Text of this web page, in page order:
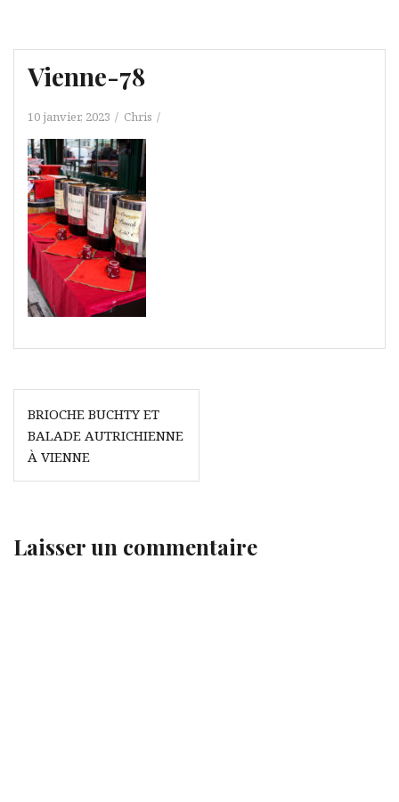
Vienne-78
10 janvier, 2023 Chris
Navigation
de
l’article
BRIOCHE BUCHTY ET
BALADE AUTRICHIENNE
À VIENNE
Laisser un commentaire